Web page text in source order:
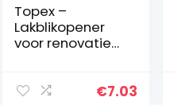
Topex –
Lakblikopener
voor renovatie-
aamheden met
€7.03